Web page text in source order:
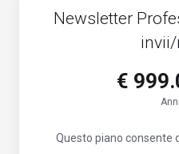
Newsletter
€
Questo piano consente